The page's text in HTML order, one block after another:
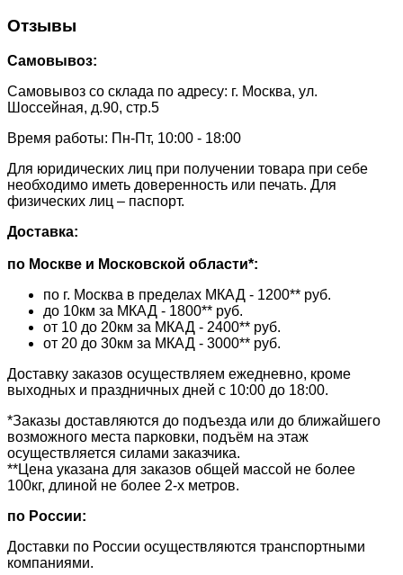
Отзывы
Самовывоз:
Самовывоз со склада по адресу: г. Москва, ул.
Шоссейная, д.90, стр.5
Время работы: Пн-Пт, 10:00 - 18:00
Для юридических лиц при получении товара при себе
необходимо иметь доверенность или печать. Для
физических лиц – паспорт.
Доставка:
по Москве и Московской области*:
по г. Москва в пределах МКАД - 1200** руб.
до 10км за МКАД - 1800** руб.
от 10 до 20км за МКАД - 2400** руб.
от 20 до 30км за МКАД - 3000** руб.
Доставку заказов осуществляем ежедневно, кроме
выходных и праздничных дней с 10:00 до 18:00.
*Заказы доставляются до подъезда или до ближайшего
возможного места парковки, подъём на этаж
осуществляется силами заказчика.
**Цена указана для заказов общей массой не более
100кг, длиной не более 2-х метров.
по России:
Доставки по России осуществляются транспортными
компаниями.